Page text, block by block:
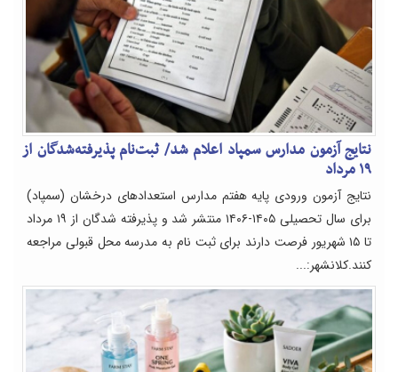
نتایج آزمون مدارس سمپاد اعلام شد/ ثبت‌نام پذیرفته‌شدگان از
۱۹ مرداد
نتایج آزمون ورودی پایه هفتم مدارس استعدادهای درخشان (سمپاد)
برای سال تحصیلی ۱۴۰۵-۱۴۰۶ منتشر شد و پذیرفته شدگان از ۱۹ مرداد
تا ۱۵ شهریور فرصت دارند برای ثبت نام به مدرسه محل قبولی مراجعه
کنند.کلانشهر:...